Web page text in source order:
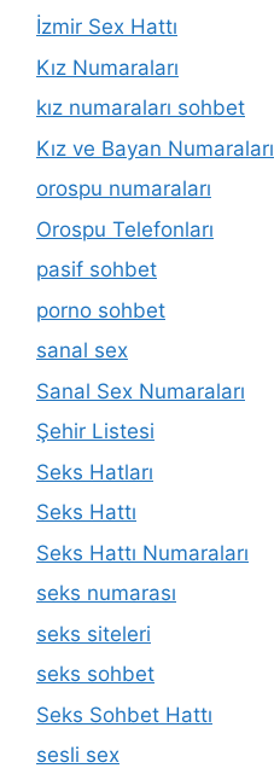
İzmir Sex Hattı
Kız Numaraları
kız numaraları sohbet
Kız ve Bayan Numaraları
orospu numaraları
Orospu Telefonları
pasif sohbet
porno sohbet
sanal sex
Sanal Sex Numaraları
Şehir Listesi
Seks Hatları
Seks Hattı
Seks Hattı Numaraları
seks numarası
seks siteleri
seks sohbet
Seks Sohbet Hattı
sesli sex